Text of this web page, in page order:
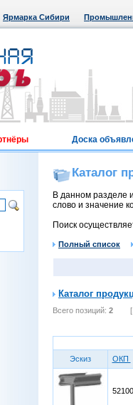
Ярмарка Сибири
Доска
Каталог
В данном разделе
слово и значение
Поиск
Полный список
Каталог
Всего позиций: 2
Эскиз
ОКП